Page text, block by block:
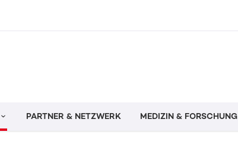
PARTNER & NETZWERK MEDIZIN & FORSCHUNG